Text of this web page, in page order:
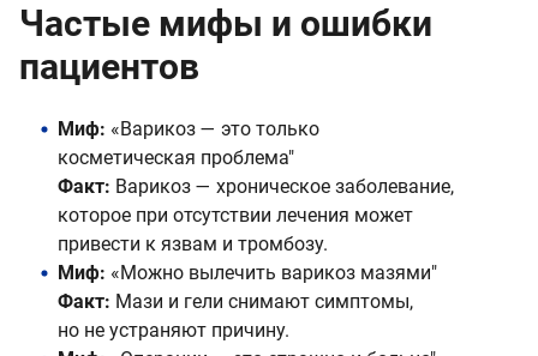
Частые мифы и ошибки
пациентов
Миф: «Варикоз — это только
косметическая проблема"
Факт: Варикоз — хроническое заболевание,
которое при отсутствии лечения может
привести к язвам и тромбозу.
Миф: «Можно вылечить варикоз мазями"
Факт: Мази и гели снимают симптомы,
но не устраняют причину.